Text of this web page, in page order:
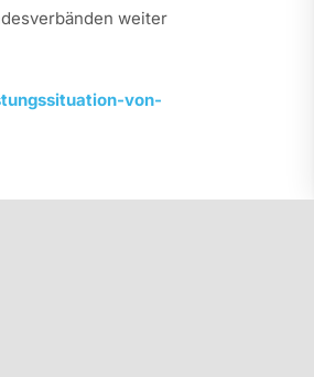
weiter
von-